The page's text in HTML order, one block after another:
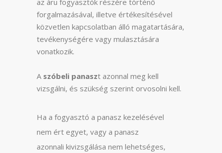
az áru fogyasztók részére történő
forgalmazásával, illetve értékesítésével
közvetlen kapcsolatban álló magatartására,
tevékenységére vagy mulasztására
vonatkozik.
A szóbeli panaszt azonnal meg kell
vizsgálni, és szükség szerint orvosolni kell.
Ha a fogyasztó a panasz kezelésével
nem ért egyet, vagy a panasz
azonnali kivizsgálása nem lehetséges,